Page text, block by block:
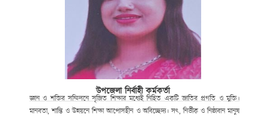
উপজেলা নির্বাহী কর্মকর্তা
জ্ঞান ও শক্তির সম্মিলনে সৃজিত শিক্ষার মধ্যেই নিহিত একটি জাতির প্রগতি ও মুক্তি।
মানবতা, শান্তি ও উন্নয়নে শিক্ষা আপোসহীন ও অবিচ্ছেদ্য। সৎ, নির্ভীক ও নিষ্ঠাবান মানুষ